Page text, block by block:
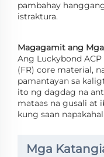
pambahay
istraktura.
Magagamit ang
Ang Luckybond
(FR) core material,
pamantayan sa
ito ng dagdag na
mataas na gusali at
kung saan
Mga